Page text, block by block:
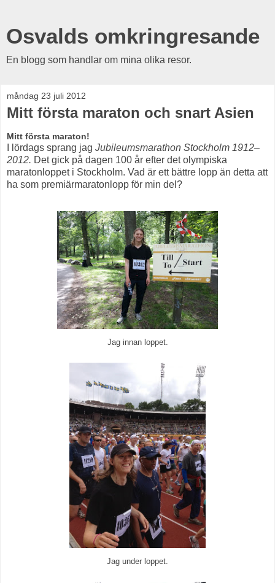
Osvalds omkringresande
En blogg som handlar om mina olika resor.
måndag 23 juli 2012
Mitt första maraton och snart Asien
Mitt första maraton!
I lördags sprang jag Jubileumsmarathon Stockholm 1912–
2012. Det gick på dagen 100 år efter det olympiska
maratonloppet i Stockholm. Vad är ett bättre lopp än detta att
ha som premiärmaratonlopp för min del?
Jag innan loppet.
Jag under loppet.